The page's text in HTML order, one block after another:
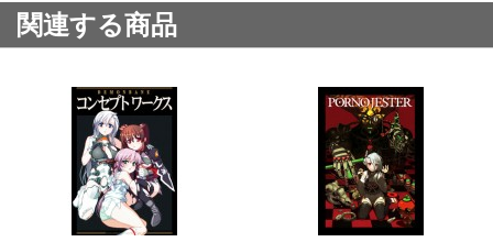
関連する商品